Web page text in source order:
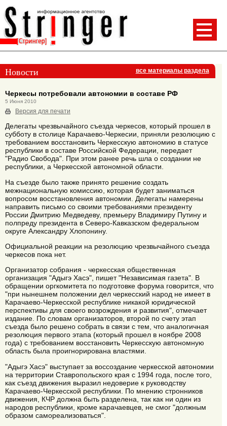
Новости все материалы раздела
Черкесы потребовали автономии в составе РФ
5 Июня 2010
Версия для печати
Делегаты чрезвычайного съезда черкесов, который прошел в
субботу в столице Карачаево-Черкесии, приняли резолюцию с
требованием восстановить Черкесскую автономию в статусе
республики в составе Российской Федерации, передает
"Радио Свобода". При этом ранее речь шла о создании не
республики, а Черкесской автономной области.
На съезде было также принято решение создать
межнациональную комиссию, которая будет заниматься
вопросом восстановления автономии. Делегаты намерены
направить письмо со своими требованиями президенту
России Дмитрию Медведеву, премьеру Владимиру Путину и
полпреду президента в Северо-Кавказском федеральном
округе Александру Хлопонину.
Официальной реакции на резолюцию чрезвычайного съезда
черкесов пока нет.
Организатор собрания - черкесская общественная
организация "Адыгэ Хасэ", пишет "Независимая газета". В
обращении оргкомитета по подготовке форума говорится, что
"при нынешнем положении дел черкесский народ не имеет в
Карачаево-Черкесской республике никакой юридической
перспективы для своего возрождения и развития", отмечает
издание. По словам организаторов, второй по счету этап
съезда было решено собрать в связи с тем, что аналогичная
резолюция первого этапа (который прошел в ноябре 2008
года) с требованием восстановить Черкесскую автономную
область была проигнорирована властями.
"Адыгэ Хасэ" выступает за воссоздание черкесской автономии
на территории Ставропольского края с 1994 года, после того,
как съезд движения выразил недоверие к руководству
Карачаево-Черкесской республики. По мнению стронников
движения, КЧР должна быть разделена, так как ни один из
народов республики, кроме карачаевцев, не смог "должным
образом самореализоваться".